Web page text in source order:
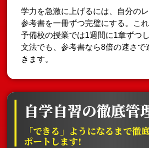
学力を急激に上げるには、自分の
参考書を一冊ずつ完璧にする。これ
予備校の授業では1週間に1章ずつ
文法でも、参考書なら8倍の速さで
きます。
自学自習の徹底管
「できる」ようになるまで徹
ポートします!